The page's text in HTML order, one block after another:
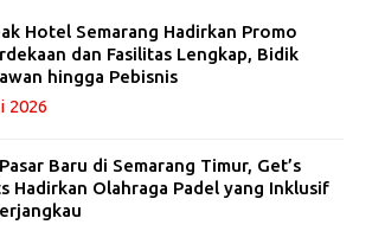
Hotel Semarang Hadirkan Promo
dan Fasilitas Lengkap, Bidik
hingga Pebisnis
2026
Baru di Semarang Timur, Get’s
Hadirkan Olahraga Padel yang Inklusif